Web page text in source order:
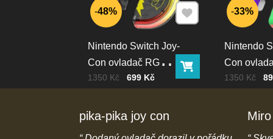
Nintendo Switch Joy-
Con ovladač RGB
Pika
Cena bez DPH699 Kč
Před slevou:
1350 Kč Do košíku
48% Přidat k Oblíbeným
Nintendo
Con
squid color
Cena bez
Před slevou:
1350 Kč
33%
pika-pika joy con Miro